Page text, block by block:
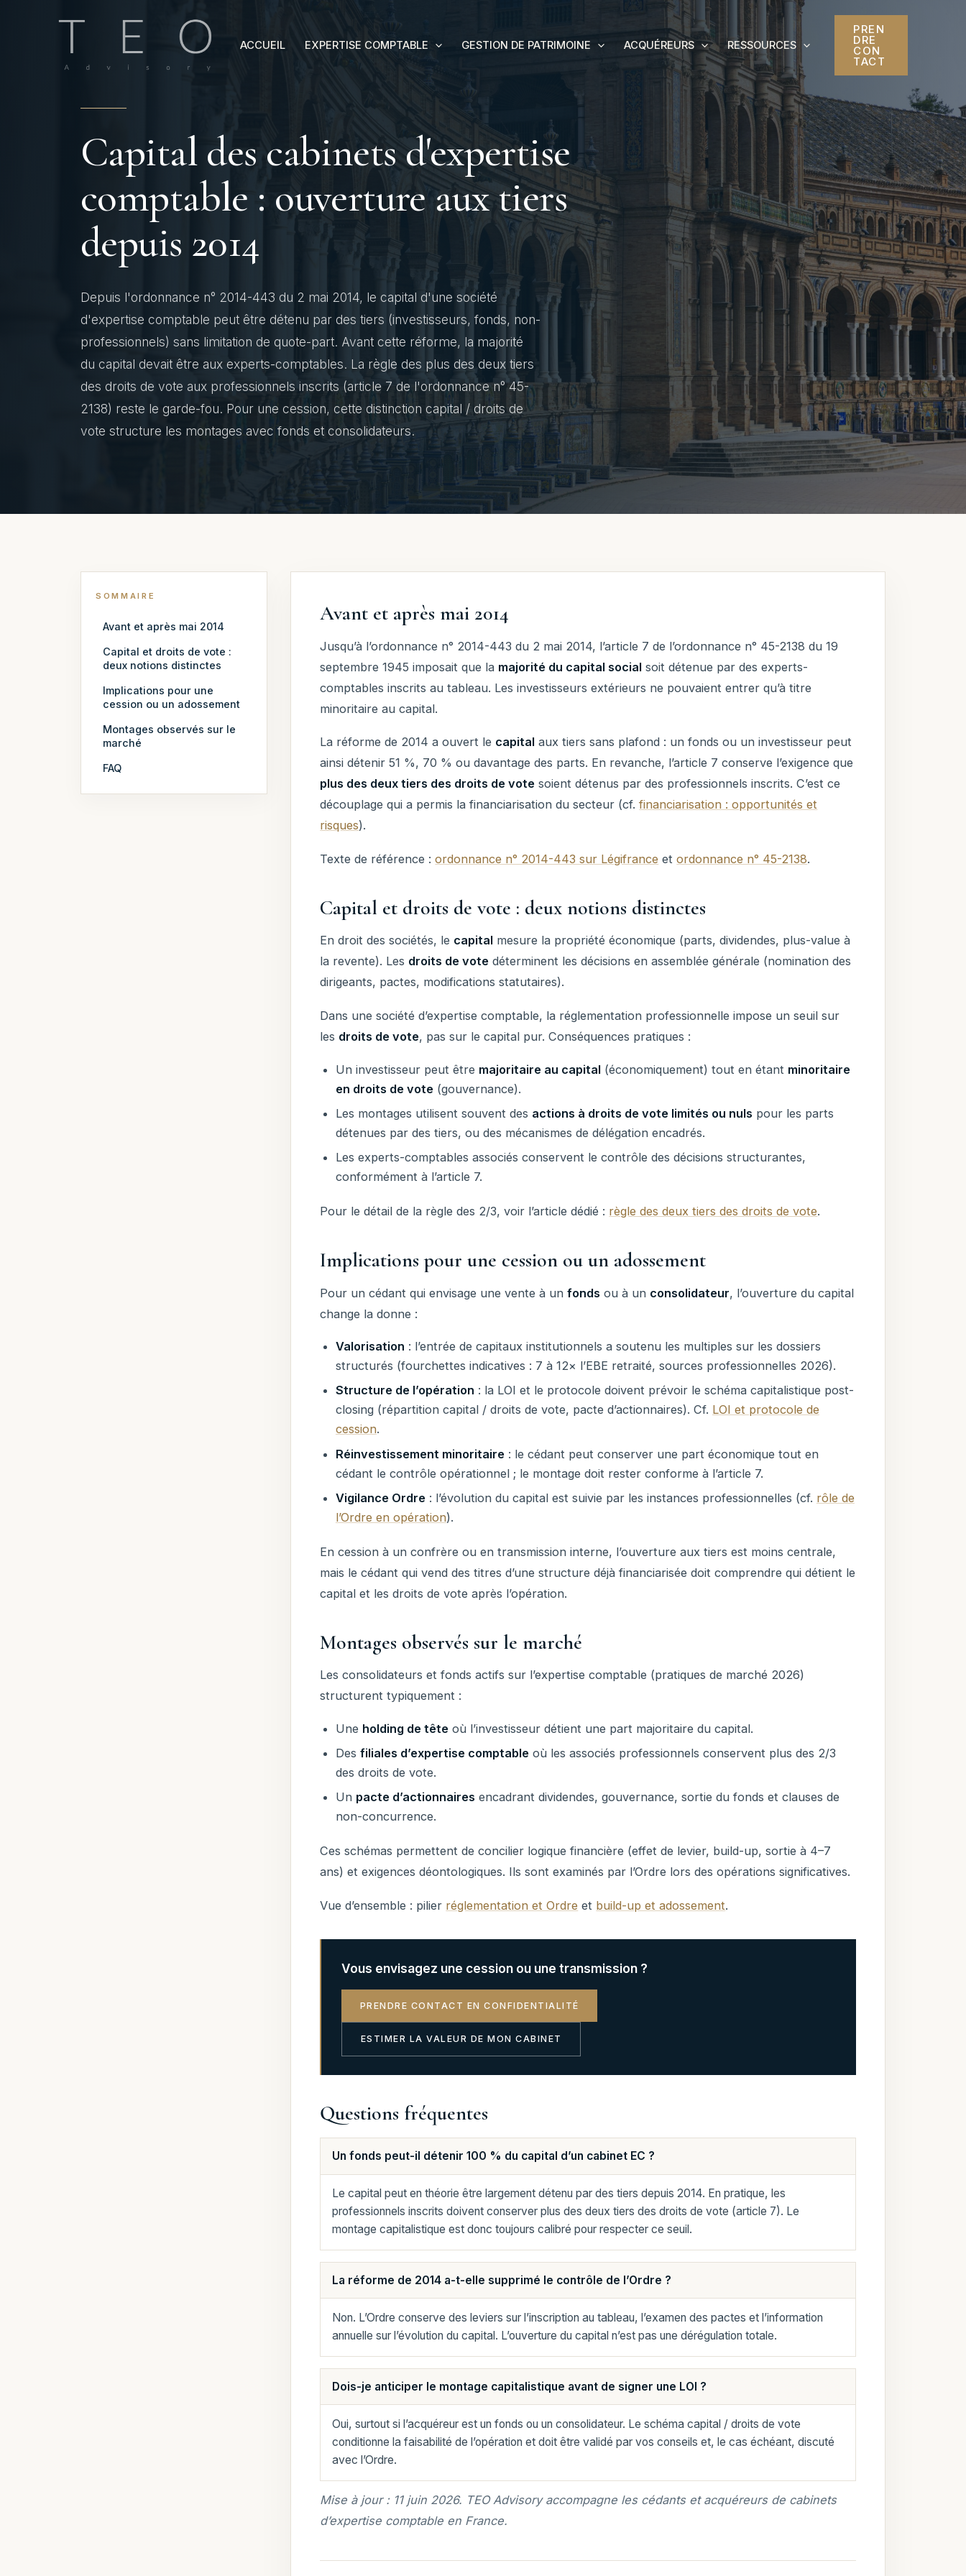
ACCUEIL EXPERTISE COMPTABLE GESTION DE PATRIMOINE ACQUÉREURS RESSOURCES
PREN
DRE
CON
TACT
Capital des cabinets d'expertise
comptable : ouverture aux tiers
depuis 2014
Depuis l'ordonnance n° 2014-443 du 2 mai 2014, le capital d'une société
d'expertise comptable peut être détenu par des tiers (investisseurs, fonds, non-
professionnels) sans limitation de quote-part. Avant cette réforme, la majorité
du capital devait être aux experts-comptables. La règle des plus des deux tiers
des droits de vote aux professionnels inscrits (article 7 de l'ordonnance n° 45-
2138) reste le garde-fou. Pour une cession, cette distinction capital / droits de
vote structure les montages avec fonds et consolidateurs.
SOMMAIRE
Avant et après mai 2014
Capital et droits de vote :
deux notions distinctes
Implications pour une
cession ou un adossement
Montages observés sur le
marché
FAQ
Avant et après mai 2014
Jusqu’à l’ordonnance n° 2014-443 du 2 mai 2014, l’article 7 de l’ordonnance n° 45-2138 du 19
septembre 1945 imposait que la majorité du capital social soit détenue par des experts-
comptables inscrits au tableau. Les investisseurs extérieurs ne pouvaient entrer qu’à titre
minoritaire au capital.
La réforme de 2014 a ouvert le capital aux tiers sans plafond : un fonds ou un investisseur peut
ainsi détenir 51 %, 70 % ou davantage des parts. En revanche, l’article 7 conserve l’exigence que
plus des deux tiers des droits de vote soient détenus par des professionnels inscrits. C’est ce
découplage qui a permis la financiarisation du secteur (cf.financiarisation : opportunités et
risques).
Texte de référence :ordonnance n° 2014-443 sur Légifrance etordonnance n° 45-2138.
Capital et droits de vote : deux notions distinctes
En droit des sociétés, le capital mesure la propriété économique (parts, dividendes, plus-value à
la revente). Les droits de vote déterminent les décisions en assemblée générale (nomination des
dirigeants, pactes, modifications statutaires).
Dans une société d’expertise comptable, la réglementation professionnelle impose un seuil sur
les droits de vote, pas sur le capital pur. Conséquences pratiques :
Un investisseur peut être majoritaire au capital(économiquement) tout en étant minoritaire
en droits de vote(gouvernance).
Les montages utilisent souvent des actions à droits de vote limités ou nuls pour les parts
détenues par des tiers, ou des mécanismes de délégation encadrés.
Les experts-comptables associés conservent le contrôle des décisions structurantes,
conformément à l’article 7.
Pour le détail de la règle des 2/3, voir l’article dédié : règle des deux tiers des droits de vote.
Implications pour une cession ou un adossement
Pour un cédant qui envisage une vente à unfonds ou à un consolidateur, l’ouverture du capital
change la donne :
Valorisation : l’entrée de capitaux institutionnels a soutenu les multiples sur les dossiers
structurés (fourchettes indicatives : 7 à 12× l’EBE retraité, sources professionnelles 2026).
Structure de l’opération : la LOI et le protocole doivent prévoir le schéma capitalistique post-
closing (répartition capital / droits de vote, pacte d’actionnaires). Cf. LOI et protocole de
cession.
Réinvestissement minoritaire: le cédant peut conserver une part économique tout en
cédant le contrôle opérationnel ; le montage doit rester conforme à l’article 7.
Vigilance Ordre: l’évolution du capital est suivie par les instances professionnelles (cf. rôle de
l’Ordre en opération).
En cession à un confrère ou en transmission interne, l’ouverture aux tiers est moins centrale,
mais le cédant qui vend des titres d’une structure déjà financiarisée doit comprendre qui détient le
capital et les droits de vote après l’opération.
Montages observés sur le marché
Les consolidateurs et fonds actifs sur l’expertise comptable (pratiques de marché 2026)
structurent typiquement :
Une holding de têteoù l’investisseur détient une part majoritaire du capital.
Des filiales d’expertise comptableoù les associés professionnels conservent plus des 2/3
des droits de vote.
Un pacte d’actionnaires encadrant dividendes, gouvernance, sortie du fonds et clauses de
non-concurrence.
Ces schémas permettent de concilier logique financière (effet de levier, build-up, sortie à 4–7
ans) et exigences déontologiques. Ils sont examinés par l’Ordre lors des opérations significatives.
Vue d’ensemble : pilier réglementation et Ordre et build-up et adossement.
Vous envisagez une cession ou une transmission ?
PRENDRE CONTACT EN CONFIDENTIALITÉ
ESTIMER LA VALEUR DE MON CABINET
Questions fréquentes
Un fonds peut-il détenir 100 % du capital d’un cabinet EC ?
Le capital peut en théorie être largement détenu par des tiers depuis 2014. En pratique, les
professionnels inscrits doivent conserver plus des deux tiers des droits de vote (article 7). Le
montage capitalistique est donc toujours calibré pour respecter ce seuil.
La réforme de 2014 a-t-elle supprimé le contrôle de l’Ordre ?
Non. L’Ordre conserve des leviers sur l’inscription au tableau, l’examen des pactes et l’information
annuelle sur l’évolution du capital. L’ouverture du capital n’est pas une dérégulation totale.
Dois-je anticiper le montage capitalistique avant de signer une LOI ?
Oui, surtout si l’acquéreur est un fonds ou un consolidateur. Le schéma capital / droits de vote
conditionne la faisabilité de l’opération et doit être validé par vos conseils et, le cas échéant, discuté
avec l’Ordre.
Mise à jour : 11 juin 2026. TEO Advisory accompagne les cédants et acquéreurs de cabinets
d’expertise comptable en France.